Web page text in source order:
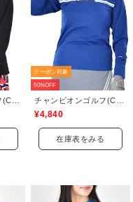
クーポン対象
50%OFF
¥4,840
在庫表をみる